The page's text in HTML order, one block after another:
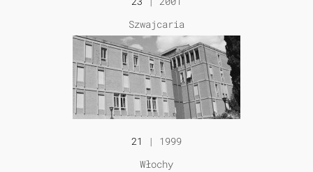
Szwajcaria
21
| 1999
Włochy